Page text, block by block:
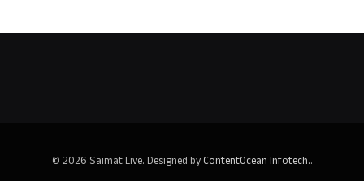
© 2026 Saimat Live. Designed byContentOcean Infotech..